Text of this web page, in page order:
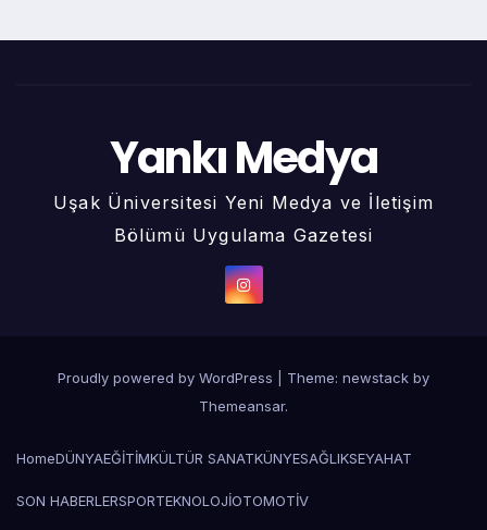
Yankı Medya
Uşak Üniversitesi Yeni Medya ve İletişim
Bölümü Uygulama Gazetesi
Proudly powered by WordPress
Theme: newstack by
Themeansar.
HomeDÜNYAEĞİTİMKÜLTÜR SANATKÜNYESAĞLIKSEYAHAT
SON HABERLERSPORTEKNOLOJİOTOMOTİV